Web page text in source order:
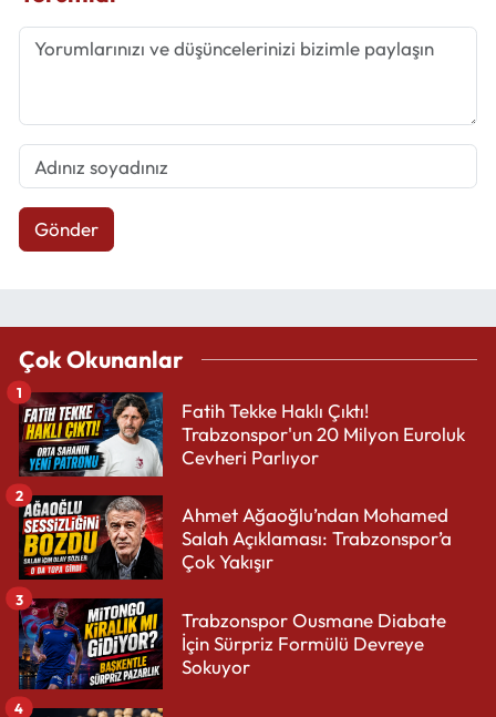
Gönder
Çok Okunanlar
Fatih Tekke Haklı Çıktı!
Trabzonspor'un 20 Milyon Euroluk
Cevheri Parlıyor
1
Ahmet Ağaoğlu’ndan Mohamed
Salah Açıklaması: Trabzonspor’a
Çok Yakışır
2
Trabzonspor Ousmane Diabate
İçin Sürpriz Formülü Devreye
Sokuyor
3
4